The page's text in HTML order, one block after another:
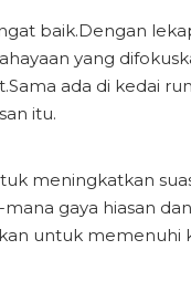
baik.Dengan
yang
ada di kedai
itu.
meningkatkan
gaya hiasan
untuk